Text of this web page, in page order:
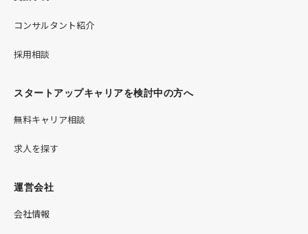
コンサルタント紹介
採用相談
スタートアップキャリアを検討中の方へ
無料キャリア相談
求人を探す
運営会社
会社情報